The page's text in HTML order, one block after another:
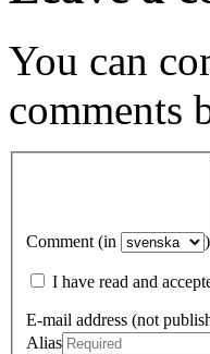
You can
comments
Comment (in )
I have read and
E-mail address (not
Alias